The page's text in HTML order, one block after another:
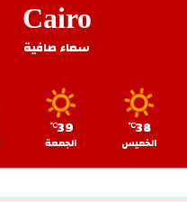
Cairo
سماء صافية
38
℃
الخميس
39
℃
الجمعة